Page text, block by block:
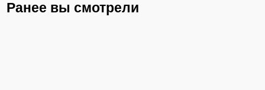
Ранее вы смотрели